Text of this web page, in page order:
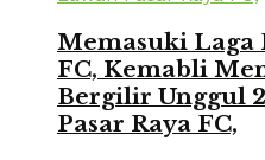
Memasuki Laga
FC, Kemabli
Bergilir Unggul
Pasar Raya FC,